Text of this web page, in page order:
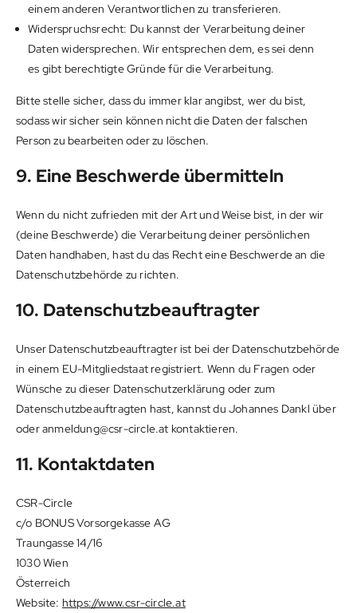
einem anderen Verantwortlichen zu transferieren.
Widerspruchsrecht: Du kannst der Verarbeitung deiner
Daten widersprechen. Wir entsprechen dem, es sei denn
es gibt berechtigte Gründe für die Verarbeitung.
Bitte stelle sicher, dass du immer klar angibst, wer du bist,
sodass wir sicher sein können nicht die Daten der falschen
Person zu bearbeiten oder zu löschen.
9. Eine Beschwerde übermitteln
Wenn du nicht zufrieden mit der Art und Weise bist, in der wir
(deine Beschwerde) die Verarbeitung deiner persönlichen
Daten handhaben, hast du das Recht eine Beschwerde an die
Datenschutzbehörde zu richten.
10. Datenschutzbeauftragter
Unser Datenschutzbeauftragter ist bei der Datenschutzbehörde
in einem EU-Mitgliedstaat registriert. Wenn du Fragen oder
Wünsche zu dieser Datenschutzerklärung oder zum
Datenschutzbeauftragten hast, kannst du Johannes Dankl über
oder anmeldung@csr-circle.at kontaktieren.
11. Kontaktdaten
CSR-Circle
c/o BONUS Vorsorgekasse AG
Traungasse 14/16
1030 Wien
Österreich
Website: https://www.csr-circle.at